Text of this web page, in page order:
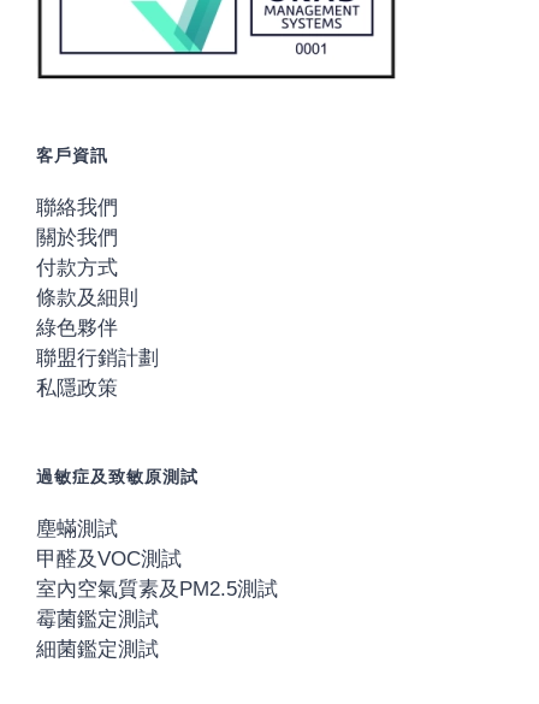
客戶資訊
聯絡我們
關於我們
付款方式
條款及細則
綠色夥伴
聯盟行銷計劃
私隱政策
過敏症及致敏原測試
塵蟎測試
甲醛及VOC測試
室內空氣質素及PM2.5測試
霉菌鑑定測試
細菌鑑定測試